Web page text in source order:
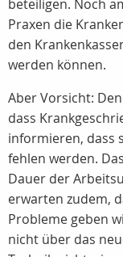
beteiligen. Noch
Praxen die
den
werden können.
Aber Vorsicht:
dass
informieren, dass
fehlen werden.
Dauer der
erwarten zudem,
Probleme geben
nicht über das